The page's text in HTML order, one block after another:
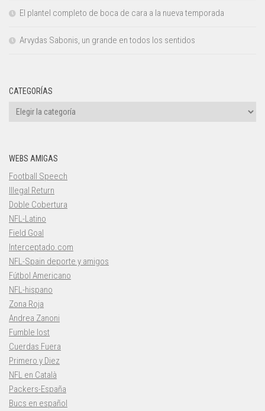
El plantel completo de boca de cara a la nueva temporada
Arvydas Sabonis, un grande en todos los sentidos
CATEGORÍAS
Categorías
WEBS AMIGAS
Football Speech
Illegal Return
Doble Cobertura
NFL-Latino
Field Goal
Interceptado.com
NFL-Spain deporte y amigos
Fútbol Americano
NFL-hispano
Zona Roja
Andrea Zanoni
Fumble lost
Cuerdas Fuera
Primero y Diez
NFL en Català
Packers-España
Bucs en español